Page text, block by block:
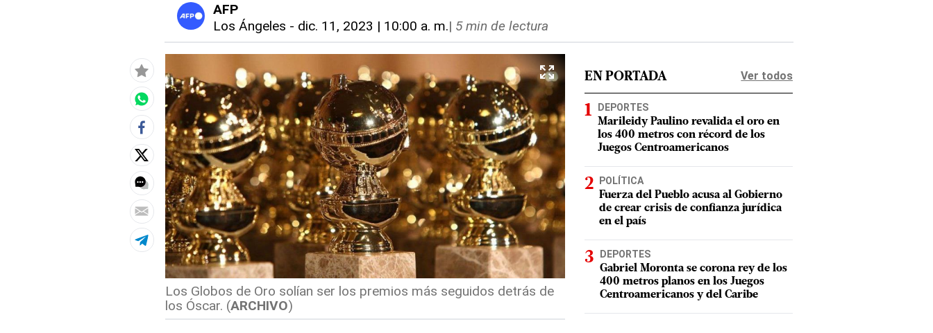
AFP
Los Ángeles - dic. 11, 2023 | 10:00 a. m.| 5 min de lectura
Los Globos de Oro solían ser los premios más seguidos detrás de
los Óscar. (ARCHIVO)
EN PORTADA Ver todos
DEPORTES
Marileidy Paulino revalida el oro en
los 400 metros con récord de los
Juegos Centroamericanos
POLÍTICA
Fuerza del Pueblo acusa al Gobierno
de crear crisis de confianza jurídica
en el país
DEPORTES
Gabriel Moronta se corona rey de los
400 metros planos en los Juegos
Centroamericanos y del Caribe